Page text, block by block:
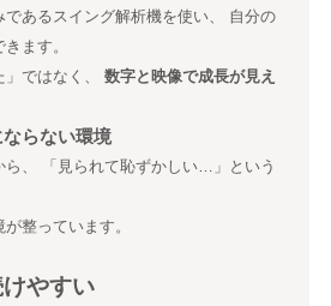
であるスイング解析機を使い、 自分の
ます。
」ではなく、数字と映像で成長が見え
らない環境
ら、 「見られて恥ずかしい…」という
整っています。
やすい